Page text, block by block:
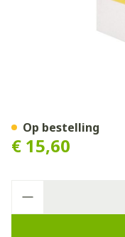
€ 15,60
Op bestelling